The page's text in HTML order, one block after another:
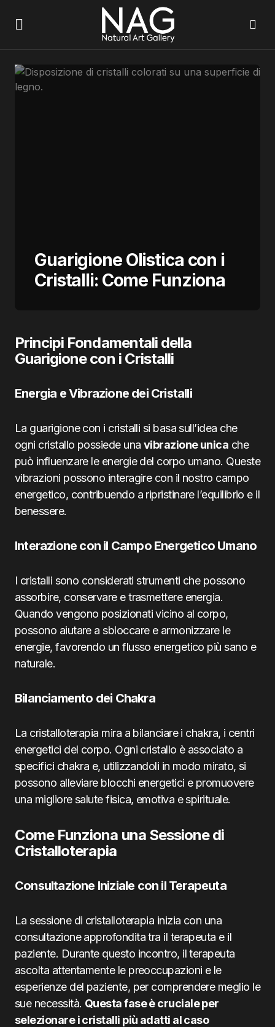
Guarigione Olistica con i
Cristalli: Come Funziona
Principi Fondamentali della
Guarigione con i Cristalli
Energia e Vibrazione dei Cristalli
La guarigione con i cristalli si basa sull’idea che
ogni cristallo possiede una vibrazione unica che
può influenzare le energie del corpo umano. Queste
vibrazioni possono interagire con il nostro campo
energetico, contribuendo a ripristinare l’equilibrio e il
benessere.
Interazione con il Campo Energetico Umano
I cristalli sono considerati strumenti che possono
assorbire, conservare e trasmettere energia.
Quando vengono posizionati vicino al corpo,
possono aiutare a sbloccare e armonizzare le
energie, favorendo un flusso energetico più sano e
naturale.
Bilanciamento dei Chakra
La cristalloterapia mira a bilanciare i chakra, i centri
energetici del corpo. Ogni cristallo è associato a
specifici chakra e, utilizzandoli in modo mirato, si
possono alleviare blocchi energetici e promuovere
una migliore salute fisica, emotiva e spirituale.
Come Funziona una Sessione di
Cristalloterapia
Consultazione Iniziale con il Terapeuta
La sessione di cristalloterapia inizia con una
consultazione approfondita tra il terapeuta e il
paziente. Durante questo incontro, il terapeuta
ascolta attentamente le preoccupazioni e le
esperienze del paziente, per comprendere meglio le
sue necessità. Questa fase è cruciale per
selezionare i cristalli più adatti al caso